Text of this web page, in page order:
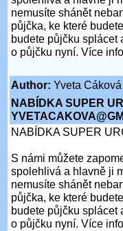
nemusíte shánět
půjčka, ke které
budete půjčku splácet
o půjčku nyní. Více
Author: Yveta Cáková
NABÍDKA SUPER
NABÍDKA SUPER
S námi můžete
spolehlivá a hlavně ji
nemusíte shánět
půjčka, ke které
budete půjčku splácet
o půjčku nyní. Více